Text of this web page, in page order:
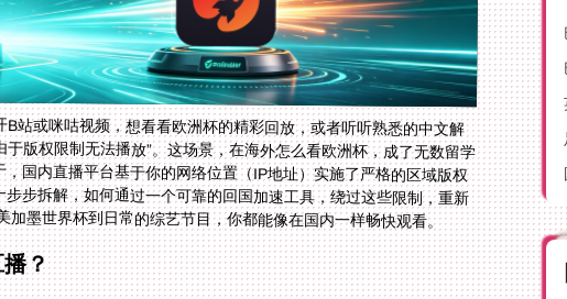
站或咪咕视频，想看看欧洲杯的精彩回放，或者听听熟悉的中文解
版权限制无法播放”。这场景，在海外怎么看欧洲杯，成了无数留学
国内直播平台基于你的网络位置（IP地址）实施了严格的区域版权
步拆解，如何通过一个可靠的回国加速工具，绕过这些限制，重新
墨世界杯到日常的综艺节目，你都能像在国内一样畅快观看。
？